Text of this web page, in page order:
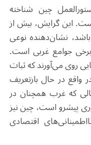
چین شناخته
این گرایش، بیش از
نشان‌دهنده نوعی
جوامع غربی است.
روی می‌آورند که ثبات
در حال بازتعریف
که غرب همچنان در
پیشرو است، چین نیز
اقتصادی